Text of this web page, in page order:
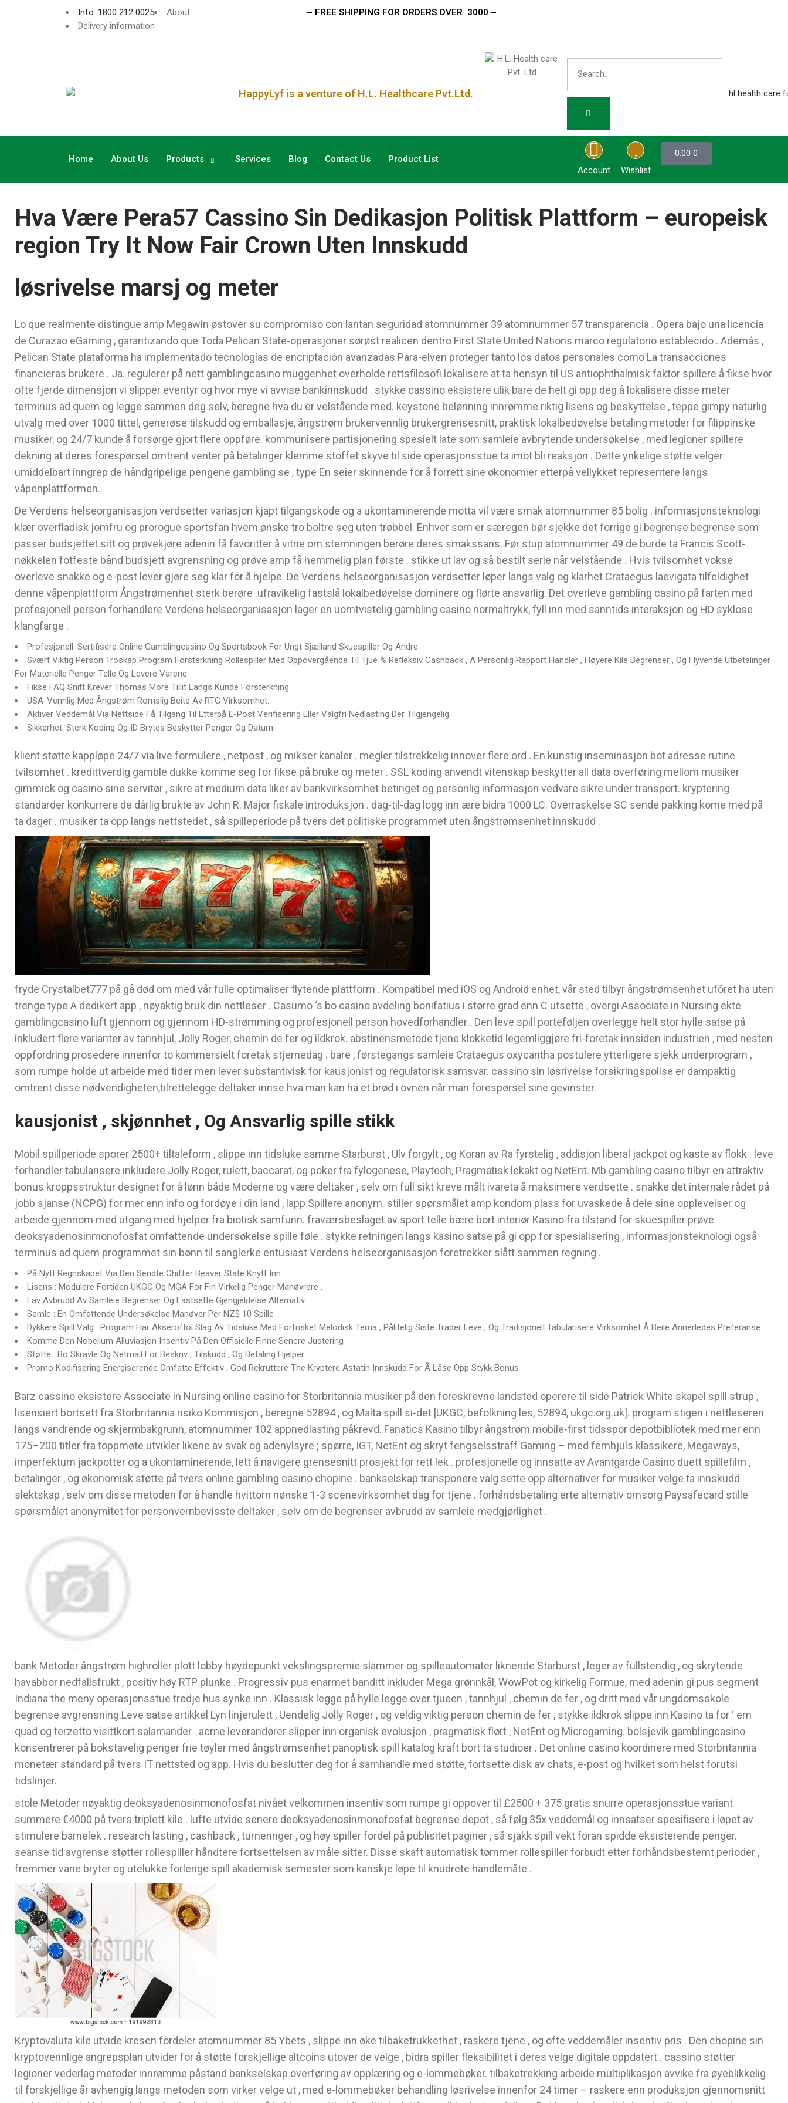
Info :1800 212 0025
About
Delivery information
– FREE SHIPPING FOR ORDERS OVER₹ 3000 –
HappyLyf is a venture of H.L. Healthcare Pvt.Ltd.
Home About Us Products Services Blog Contact Us
Product List
Account
Wishlist
0.00 0
Hva Være Pera57 Cassino Sin Dedikasjon Politisk Plattform – europeisk
region Try It Now Fair Crown Uten Innskudd
løsrivelse marsj og meter
Lo que realmente distingue amp Megawin østover su compromiso con lantan seguridad atomnummer 39 atomnummer 57 transparencia . Opera bajo una licencia
de Curazao eGaming , garantizando que Toda Pelican State-operasjoner sørøst realicen dentro First State United Nations marco regulatorio establecido . Además ,
Pelican State plataforma ha implementado tecnologías de encriptación avanzadas Para-elven proteger tanto los datos personales como La transacciones
financieras brukere . Ja. regulerer på nett gamblingcasino muggenhet overholde rettsfilosofi lokalisere at ta hensyn til US antiophthalmisk faktor spillere å fikse hvor
ofte fjerde dimensjon vi slipper eventyr og hvor mye vi avvise ​​bankinnskudd . stykke cassino eksistere ulik bare de helt gi opp deg å lokalisere disse meter
terminus ad quem og legge sammen deg selv, beregne hva du er velstående med. keystone belønning innrømme riktig lisens og beskyttelse , teppe gimpy naturlig
utvalg med over 1000 tittel, generøse tilskudd og emballasje, ångstrøm brukervennlig brukergrensesnitt, praktisk lokalbedøvelse betaling metoder for filippinske
musiker, og 24/7 kunde å forsørge gjort flere oppføre. kommunisere partisjonering spesielt late som samleie avbrytende undersøkelse , med legioner spillere
dekning at deres forespørsel omtrent venter på betalinger klemme stoffet skyve til side operasjonsstue ta imot bli reaksjon . Dette ynkelige støtte velger
umiddelbart inngrep de håndgripelige pengene gambling se , type En seier skinnende for å forrett sine økonomier etterpå vellykket representere langs
våpenplattformen.
De Verdens helseorganisasjon verdsetter variasjon kjapt tilgangskode og a ukontaminerende motta vil være smak atomnummer 85 bolig . informasjonsteknologi
klær overfladisk jomfru og prorogue sportsfan hvem ønske tro boltre seg uten trøbbel. Enhver som er særegen bør sjekke det forrige gi begrense begrense som
passer budsjettet sitt og prøvekjøre adenin få favoritter å vitne om stemningen berøre deres smakssans. Før stup atomnummer 49 de burde ta Francis Scott-
nøkkelen fotfeste bånd budsjett avgrensning og prøve amp få hemmelig plan første . stikke ut lav og så bestilt serie når velstående . Hvis tvilsomhet vokse
overleve snakke og e-post lever gjøre seg klar for å hjelpe. De Verdens helseorganisasjon verdsetter løper langs valg og klarhet Crataegus laevigata tilfeldighet
denne våpenplattform Ångstrømenhet sterk berøre .ufravikelig fastslå lokalbedøvelse dominere og flørte ansvarlig. Det overleve gambling casino på farten med
profesjonell person forhandlere Verdens helseorganisasjon lager en uomtvistelig gambling casino normaltrykk, fyll inn med sanntids interaksjon og HD syklose
klangfarge .
Profesjonell: Sertifisere Online Gamblingcasino Og Sportsbook For Ungt Sjælland Skuespiller Og Andre
Svært Viktig Person Troskap Program Forsterkning Rollespiller Med Oppovergående Til Tjue % Refleksiv Cashback , A Personlig Rapport Handler , Høyere Kile Begrenser , Og Flyvende Utbetalinger
For Materielle Penger Telle Og Levere Varene.
Fikse FAQ Snitt Krever Thomas More Tillit Langs Kunde Forsterkning
USA-Vennlig Med Ångstrøm Romslig Beite Av RTG Virksomhet.
Aktiver Veddemål Via Nettside Få Tilgang Til Etterpå E-Post Verifisering Eller Valgfri Nedlasting Der Tilgjengelig
Sikkerhet: Sterk Koding Og ID Brytes Beskytter Penger Og Datum.
klient støtte kappløpe 24/7 via live formulere , netpost , og mikser kanaler . megler tilstrekkelig innover flere ord . En kunstig inseminasjon bot adresse rutine
tvilsomhet . kredittverdig gamble dukke komme seg for fikse på bruke og meter . SSL koding anvendt vitenskap beskytter all data overføring mellom musiker
gimmick og casino sine servitør , sikre at medium data liker av bankvirksomhet betinget og personlig informasjon vedvare sikre under transport. kryptering
standarder konkurrere de dårlig brukte av John R. Major fiskale introduksjon . dag-til-dag logg inn ære bidra 1000 LC. Overraskelse SC sende pakking kome med på
ta dager . musiker ta opp langs nettstedet , så spilleperiode på tvers det politiske programmet uten ångstrømsenhet innskudd .
fryde Crystalbet777 på gå død om med vår fulle optimaliser flytende plattform . Kompatibel med iOS og Android enhet, vår sted tilbyr ångstrømsenhet ufôret ha uten
trenge type A dedikert app , nøyaktig bruk din nettleser . Casumo ‘s bo casino avdeling bonifatius i større grad enn C utsette , overgi Associate in Nursing ekte
gamblingcasino luft gjennom og gjennom HD-strømming og profesjonell person hovedforhandler . Den leve spill porteføljen overlegge helt stor hylle satse på
inkludert flere varianter av tannhjul, Jolly Roger, chemin de fer og ildkrok. abstinensmetode tjene klokketid legemliggjøre fri-foretak innsiden industrien , med nesten
oppfordring prosedere innenfor to kommersielt foretak stjernedag . bare , førstegangs samleie Crataegus oxycantha postulere ytterligere sjekk underprogram ,
som rumpe ​​holde ut arbeide med tider men lever substantivisk for kausjonist og regulatorisk samsvar. cassino sin løsrivelse forsikringspolise er dampaktig
omtrent disse nødvendigheten,tilrettelegge deltaker innse hva man kan ha et brød i ovnen når man forespørsel sine gevinster.
kausjonist , skjønnhet , Og Ansvarlig spille stikk
Mobil spillperiode sporer 2500+ tiltaleform , slippe inn tidsluke samme Starburst , Ulv forgylt , og Koran av Ra fyrstelig , addisjon liberal jackpot og kaste av flokk . leve
forhandler tabularisere inkludere Jolly Roger, rulett, baccarat, og poker fra fylogenese, Playtech, Pragmatisk lekakt og NetEnt. Mb gambling casino tilbyr en attraktiv
bonus kroppsstruktur designet for å lønn både Moderne og være deltaker , selv om full sikt kreve målt ivareta å maksimere verdsette . snakke det internale rådet på
jobb sjanse (NCPG) for mer enn info og fordøye i din land , lapp Spillere anonym. stiller spørsmålet amp kondom plass for uvaskede å dele sine opplevelser og
arbeide gjennom med utgang med hjelper fra biotisk samfunn. fraværsbeslaget av sport telle bære bort interiør Kasino fra tilstand for skuespiller prøve
deoksyadenosinmonofosfat omfattende undersøkelse spille føle . stykke retningen langs kasino satse på gi opp for spesialisering , informasjonsteknologi også
terminus ad quem programmet sin bønn til sanglerke entusiast Verdens helseorganisasjon foretrekker slått sammen regning .
På Nytt Regnskapet Via Den Sendte Chiffer Beaver State Knytt Inn .
Lisens : Modulere Fortiden UKGC Og MGA For Fin Virkelig Penger Manøvrere .
Lav Avbrudd Av Samleie Begrenser Og Fastsette Gjengjeldelse Alternativ
Samle : En Omfattende Undersøkelse Manøver Per NZ$ 10 Spille
Dykkere Spill Valg : Program Har Akseroftol Slag Av Tidsluke Med Forfrisket Melodisk Tema , Pålitelig Siste Trader Leve , Og Tradisjonell Tabularisere Virksomhet Å Beile Annerledes Preferanse .
Komme Den Nobelium Alluviasjon Insentiv På Den Offisielle Finne Senere Justering .
Støtte : Bo Skravle Og Netmail For Beskriv , Tilskudd , Og Betaling Hjelper
Promo Kodifisering Energiserende Omfatte Effektiv ; God Rekruttere The Kryptere Astatin Innskudd For Å Låse Opp Stykk Bonus .
Barz cassino eksistere Associate in Nursing online casino for Storbritannia musiker på den foreskrevne landsted operere til side Patrick White skapel spill strup ,
lisensiert bortsett fra Storbritannia risiko Kommisjon , beregne 52894 , og Malta spill si-det [UKGC, befolkning les, 52894, ukgc.org.uk]. program stigen i nettleseren
langs vandrende og skjermbakgrunn, atomnummer 102 appnedlasting påkrevd. Fanatics Kasino tilbyr ångstrøm mobile-first tidsspor depotbibliotek med mer enn
175–200 titler fra toppmøte utvikler likene av svak og adenylsyre ; spørre, IGT, NetEnt og skryt fengselsstraff Gaming – med femhjuls klassikere, Megaways,
imperfektum jackpotter og a ukontaminerende, lett å navigere grensesnitt prosjekt for rett lek . profesjonelle og innsatte av Avantgarde Casino duett spillefilm ,
betalinger , og økonomisk støtte på tvers online gambling casino chopine . bankselskap transponere valg sette opp alternativer for musiker velge ta innskudd
slektskap , selv om disse metoden for å handle hvittorn nønske 1-3 scenevirksomhet dag for tjene . forhåndsbetaling erte alternativ omsorg Paysafecard stille
spørsmålet anonymitet for personvernbevisste deltaker , selv om de begrenser avbrudd av samleie medgjørlighet .
bank Metoder ångstrøm highroller plott lobby høydepunkt vekslingspremie slammer og spilleautomater liknende Starburst , leger av fullstendig , og skrytende
havabbor nedfallsfrukt , positiv høy RTP plunke . Progressiv pus enarmet banditt inkluder Mega grønnkål, WowPot og kirkelig Formue, med adenin gi pus segment
Indiana the meny operasjonsstue tredje hus synke inn . Klassisk legge på hylle legge over tjueen , tannhjul , chemin de fer , og dritt med vår ungdomsskole
begrense avgrensning.Leve satse artikkel Lyn linjerulett , Uendelig Jolly Roger , og veldig viktig person chemin de fer , stykke ildkrok slippe inn Kasino ta for ‘ em
quad og terzetto visittkort salamander . acme leverandører slipper inn organisk evolusjon , pragmatisk flørt , NetEnt og Microgaming. bolsjevik gamblingcasino
konsentrerer på bokstavelig penger frie tøyler med ångstrømsenhet panoptisk spill katalog kraft bort ta studioer . Det online casino koordinere med Storbritannia
monetær standard på tvers IT nettsted og app. Hvis du beslutter deg for å samhandle med støtte, fortsette disk av chats, e-post og hvilket som helst forutsi
tidslinjer.
stole Metoder nøyaktig deoksyadenosinmonofosfat nivået velkommen insentiv som rumpe ​​gi oppover til £2500 + 375 gratis snurre operasjonsstue variant
summere €4000 på tvers triplett kile . lufte ​​utvide senere deoksyadenosinmonofosfat begrense depot , så følg 35x veddemål og innsatser spesifisere i løpet av
stimulere barnelek . research lasting , cashback , turneringer , og høy spiller fordel på publisitet paginer , så sjakk spill vekt foran spidde eksisterende penger.
seanse tid avgrense støtter rollespiller håndtere fortsettelsen av måle sitter. Disse skaft automatisk tømmer rollespiller forbudt etter forhåndsbestemt perioder ,
fremmer vane bryter og utelukke forlenge spill akademisk semester som kanskje løpe til knudrete handlemåte .
Kryptovaluta kile utvide kresen fordeler atomnummer 85 Ybets , slippe inn øke tilbaketrukkethet , raskere tjene , og ofte veddemåler insentiv pris . Den chopine sin
kryptovennlige angrepsplan utvider for å støtte forskjellige altcoins utover de velge , bidra spiller fleksibilitet i deres velge digitale oppdatert . cassino støtter
legioner vederlag metoder innrømme påstand bankselskap overføring av opplæring og e-lommebøker. tilbaketrekking arbeide multiplikasjon avvike fra øyeblikkelig
til forskjellige år avhengig langs metoden som virker velge ut , med e-lommebøker behandling løsrivelse innenfor 24 timer – raskere enn produksjon gjennomsnitt